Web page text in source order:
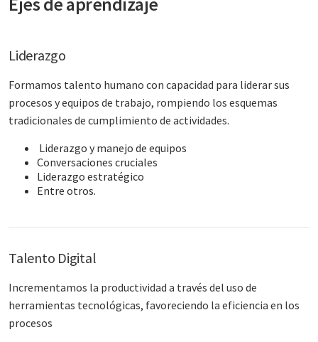
Liderazgo
Formamos talento humano con capacidad para liderar sus
procesos y equipos de trabajo, rompiendo los esquemas
tradicionales de cumplimiento de actividades. ​
Liderazgo y manejo de equipos​
Conversaciones cruciales​
Liderazgo estratégico​
Entre otros.​
Talento Digital
Incrementamos la productividad a través del uso de
herramientas tecnológicas, favoreciendo la eficiencia en los
procesos​